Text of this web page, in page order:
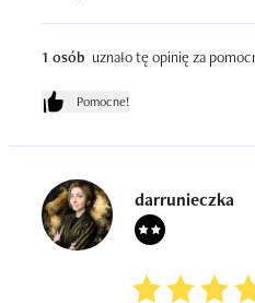
wąskiego stożka, dzięki
zawartość u nasady włosów,
Zapach jest całkiem
się zbytnio. Produkt ma
wtarciu nie obciąża włosów.
Co do rezultatów, nie
czupryny rodem z lat '80.
1 osób uznało tę opinię za
Pomocne!
darrunieczka